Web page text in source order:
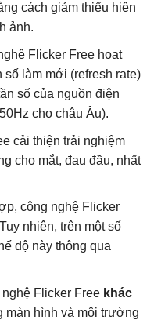
cách giảm thiểu hiện
ảnh.
Flicker Free hoạt
làm mới (refresh rate)
số của nguồn điện
cho châu Âu).
cải thiện trải nghiệm
cho mắt, đau đầu, nhất
công nghệ Flicker
nhiên, trên một số
độ này thông qua
Flicker Free khác
màn hình và môi trường